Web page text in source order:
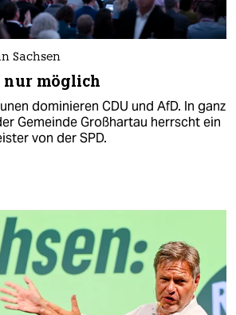
Sachsen
nur möglich
dominieren CDU und AfD. In ganz
Gemeinde Großhartau herrscht ein
von der SPD.